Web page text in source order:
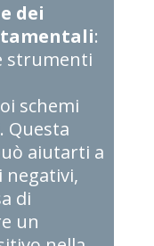
dei
:
strumenti
schemi
Questa
aiutarti a
negativi,
di
un